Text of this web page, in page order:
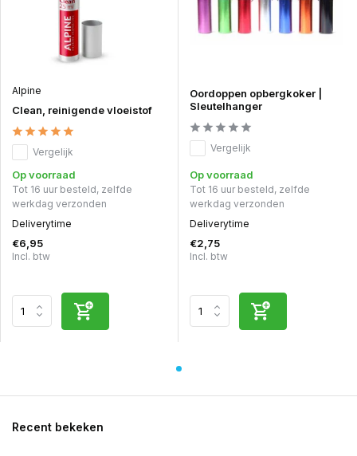
Alpine
Clean, reinigende vloeistof
Vergelijk
Op voorraad
Tot 16 uur besteld, zelfde
werkdag verzonden
Deliverytime
€6,95
Incl. btw
Oordoppen opbergkoker |
Sleutelhanger
Vergelijk
Op voorraad
Tot 16 uur besteld, zelfde
werkdag verzonden
Deliverytime
€2,75
Incl. btw
Recent bekeken